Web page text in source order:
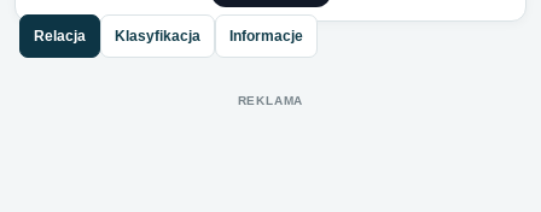
Relacja Klasyfikacja Informacje
REKLAMA